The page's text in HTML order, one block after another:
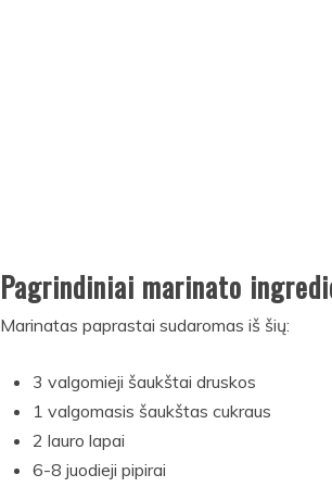
Pagrindiniai marinato
Marinatas paprastai sudaromas iš šių:
3 valgomieji šaukštai druskos
1 valgomasis šaukštas cukraus
2 lauro lapai
6-8 juodieji pipirai